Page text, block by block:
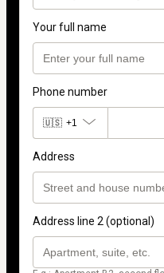
Your full name
Phone number
🇺🇸 +1
Address
Address line 2 (optional)